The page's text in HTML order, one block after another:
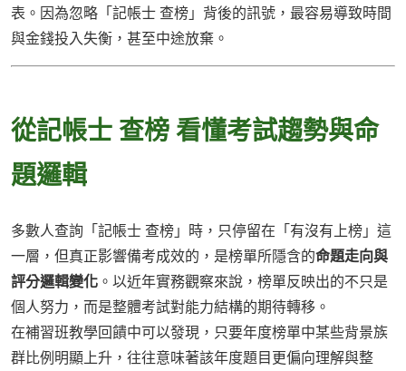
表。因為忽略「記帳士 查榜」背後的訊號，最容易導致時間
與金錢投入失衡，甚至中途放棄。
從記帳士 查榜 看懂考試趨勢與命
題邏輯
多數人查詢「記帳士 查榜」時，只停留在「有沒有上榜」這
一層，但真正影響備考成效的，是榜單所隱含的命題走向與
評分邏輯變化 。以近年實務觀察來說，榜單反映出的不只是
個人努力，而是整體考試對能力結構的期待轉移。
在補習班教學回饋中可以發現，只要年度榜單中某些背景族
群比例明顯上升，往往意味著該年度題目更偏向理解與整